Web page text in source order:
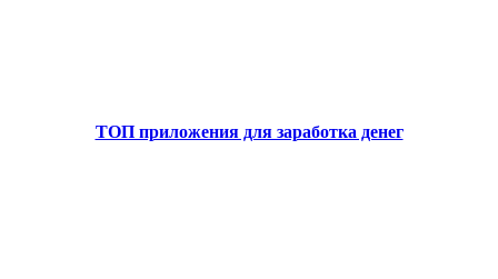
ТОП приложения для заработка денег